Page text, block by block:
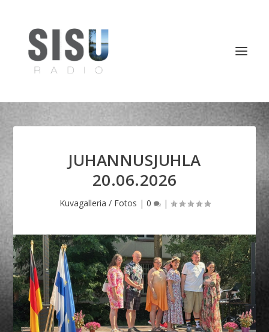
JUHANNUSJUHLA
20.06.2026
Kuvagalleria / Fotos | 0 |